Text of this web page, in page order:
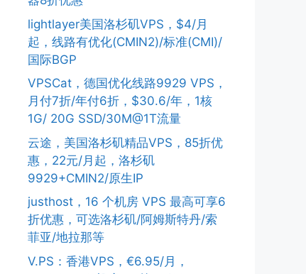
lightlayer美国洛杉矶VPS，$4/月
起，线路有优化(CMIN2)/标准(CMI)/
国际BGP
VPSCat，德国优化线路9929 VPS，
月付7折/年付6折，$30.6/年，1核
1G/ 20G SSD/30M@1T流量
云途，美国洛杉矶精品VPS，85折优
惠，22元/月起，洛杉矶
9929+CMIN2/原生IP
justhost，16 个机房 VPS 最高可享6
折优惠，可选洛杉矶/阿姆斯特丹/索
菲亚/地拉那等
V.PS：香港VPS，€6.95/月，